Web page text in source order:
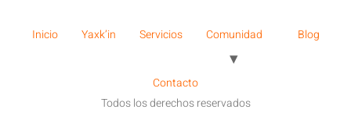
Inicio Yaxk’in Servicios Comunidad Blog
Contacto
Todos los derechos reservados